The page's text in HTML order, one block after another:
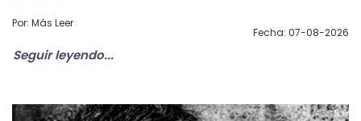
Por: Más Leer
Fecha: 07-08-2026
Seguir leyendo...